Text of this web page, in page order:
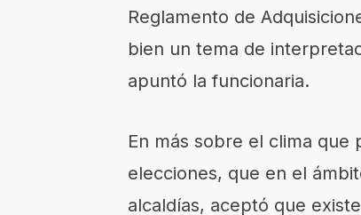
Reglamento de
bien un tema de
apuntó la funcionaria.
En más sobre el clima que
elecciones, que en el
alcaldías, aceptó que